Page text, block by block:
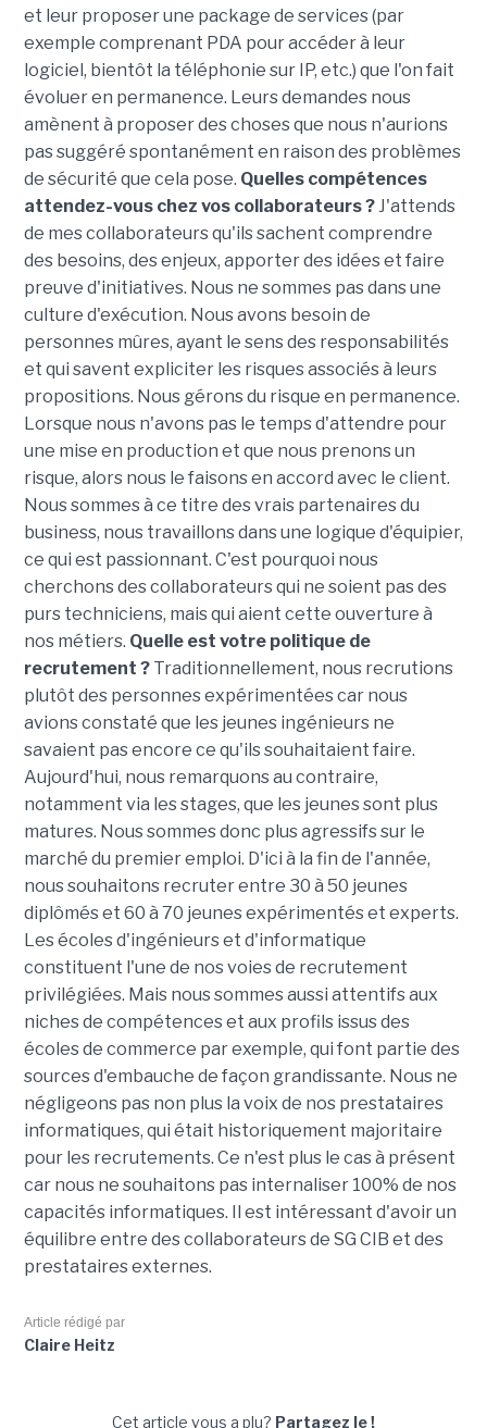
et leur proposer une package de services (par
exemple comprenant PDA pour accéder à leur
logiciel, bientôt la téléphonie sur IP, etc.) que l'on fait
évoluer en permanence. Leurs demandes nous
amènent à proposer des choses que nous n'aurions
pas suggéré spontanément en raison des problèmes
de sécurité que cela pose. Quelles compétences
attendez-vous chez vos collaborateurs ?J'attends
de mes collaborateurs qu'ils sachent comprendre
des besoins, des enjeux, apporter des idées et faire
preuve d'initiatives. Nous ne sommes pas dans une
culture d'exécution. Nous avons besoin de
personnes mûres, ayant le sens des responsabilités
et qui savent expliciter les risques associés à leurs
propositions. Nous gérons du risque en permanence.
Lorsque nous n'avons pas le temps d'attendre pour
une mise en production et que nous prenons un
risque, alors nous le faisons en accord avec le client.
Nous sommes à ce titre des vrais partenaires du
business, nous travaillons dans une logique d'équipier,
ce qui est passionnant. C'est pourquoi nous
cherchons des collaborateurs qui ne soient pas des
purs techniciens, mais qui aient cette ouverture à
nos métiers. Quelle est votre politique de
recrutement ? Traditionnellement, nous recrutions
plutôt des personnes expérimentées car nous
avions constaté que les jeunes ingénieurs ne
savaient pas encore ce qu'ils souhaitaient faire.
Aujourd'hui, nous remarquons au contraire,
notamment via les stages, que les jeunes sont plus
matures. Nous sommes donc plus agressifs sur le
marché du premier emploi. D'ici à la fin de l'année,
nous souhaitons recruter entre 30 à 50 jeunes
diplômés et 60 à 70 jeunes expérimentés et experts.
Les écoles d'ingénieurs et d'informatique
constituent l'une de nos voies de recrutement
privilégiées. Mais nous sommes aussi attentifs aux
niches de compétences et aux profils issus des
écoles de commerce par exemple, qui font partie des
sources d'embauche de façon grandissante. Nous ne
négligeons pas non plus la voix de nos prestataires
informatiques, qui était historiquement majoritaire
pour les recrutements. Ce n'est plus le cas à présent
car nous ne souhaitons pas internaliser 100% de nos
capacités informatiques. Il est intéressant d'avoir un
équilibre entre des collaborateurs de SG CIB et des
prestataires externes.
Article rédigé par
Claire Heitz
Cet article vous a plu? Partagez le !